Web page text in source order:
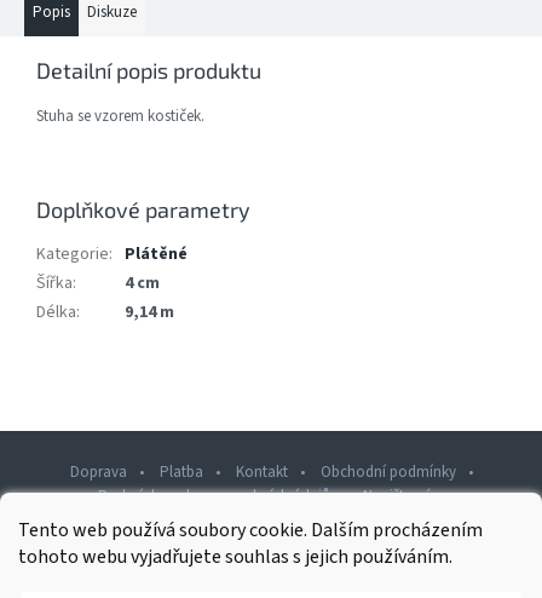
Tento web používá soubory cookie. Dalším procházením
tohoto webu vyjadřujete souhlas s jejich používáním.
Popis Diskuze
Detailní popis produktu
Stuha se vzorem kostiček.
Doplňkové parametry
Kategorie: Plátěné
Šířka:
4 cm
Délka: 9,14 m
Doprava Platba Kontakt
Obchodní podmínky
Podmínky ochrany osobních údajů
Napište nám